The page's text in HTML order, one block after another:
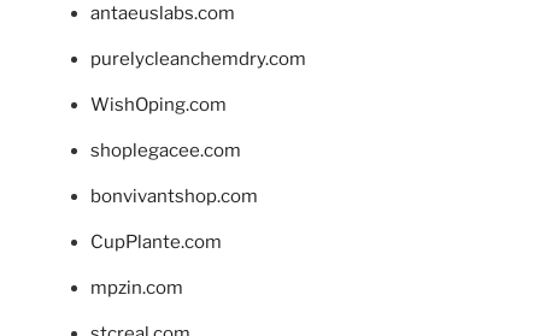
antaeuslabs.com
purelycleanchemdry.com
WishOping.com
shoplegacee.com
bonvivantshop.com
CupPlante.com
mpzin.com